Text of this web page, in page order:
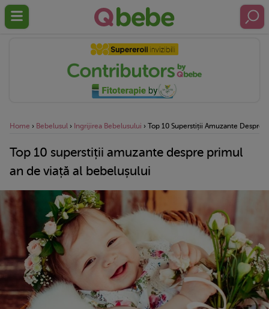
Home › Bebelusul › Ingrijirea Bebelusului › Top 10 Superstiții Amuzante Despre
Top 10 superstiții amuzante despre primul
an de viață al bebelușului